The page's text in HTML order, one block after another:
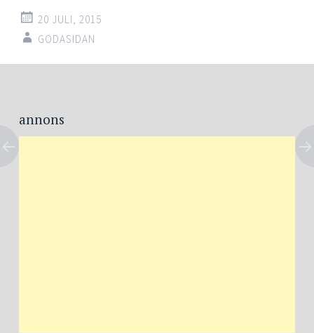
20 JULI, 2015
GODASIDAN
Post
navigation
annons